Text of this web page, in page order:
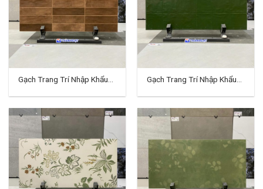
Gạch Trang Trí Nhập Khẩu
Gạch Trang Trí Nhập Khẩu